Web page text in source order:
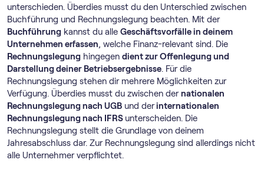
unterschieden. Überdies musst du den Unterschied zwischen
Buchführung und Rechnungslegung beachten. Mit der
Buchführung kannst du alle Geschäftsvorfälle in deinem
Unternehmen erfassen, welche Finanz-relevant sind. Die
Rechnungslegung hingegen dient zur Offenlegung und
Darstellung deiner Betriebsergebnisse. Für die
Rechnungslegung stehen dir mehrere Möglichkeiten zur
Verfügung. Überdies musst du zwischen dernationalen
Rechnungslegung nach UGB und derinternationalen
Rechnungslegung nach IFRS unterscheiden. Die
Rechnungslegung stellt die Grundlage von deinem
Jahresabschluss dar. Zur Rechnungslegung sind allerdings nicht
alle Unternehmer verpflichtet.